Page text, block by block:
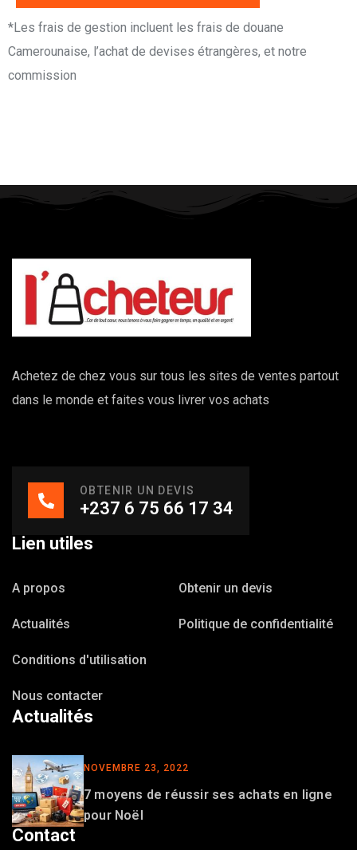
*Les frais de gestion incluent les frais de douane
Camerounaise, l’achat de devises étrangères, et notre
commission
Achetez de chez vous sur tous les sites de ventes partout
dans le monde et faites vous livrer vos achats
OBTENIR UN DEVIS
+237 6 75 66 17 34
Lien utiles
A propos Obtenir un devis
Actualités Politique de confidentialité
Conditions d'utilisation
Nous contacter
Actualités
NOVEMBRE 23, 2022
7 moyens de réussir ses achats en ligne
pour Noël
Contact